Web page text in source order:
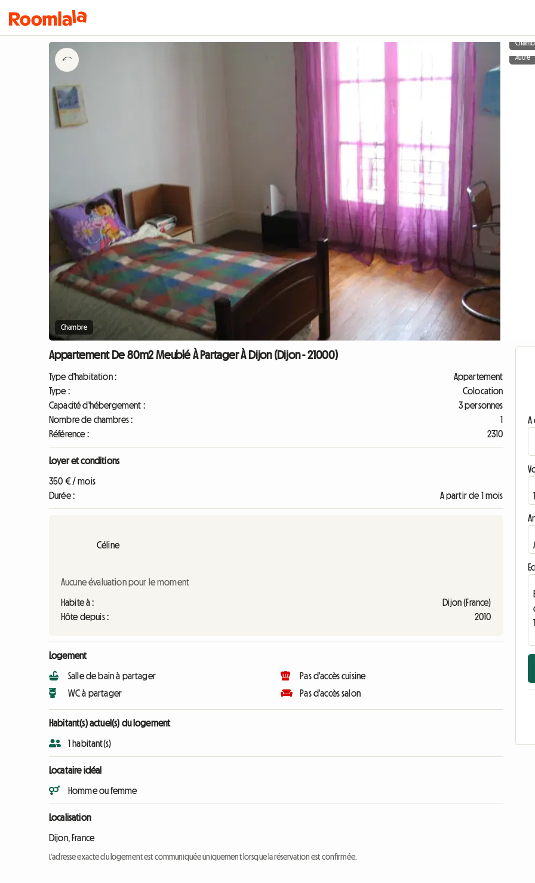
Chambre
Autre
Appartement De 80m2 Meublé À Partager À Dijon (Dijon - 21000)
Type d'habitation :
Appartement
Type :
Colocation
Capacité d'hébergement :
3 personnes
Nombre de chambres :
1
Référence :
2310
Loyer et conditions
350 € / mois
Durée :
A partir de 1 mois
Céline
Aucune évaluation pour le moment
Habite à :
Dijon (France)
Hôte depuis :
2010
Logement
Salle de bain à partager
WC à partager
Pas d'accès cuisine
Pas d'accès salon
Habitant(s) actuel(s) du logement
1 habitant(s)
Locataire idéal
Homme ou femme
Localisation
Dijon, France
L'adresse exacte du logement est communiquée uniquement lorsque la réservation est confirmée.
A